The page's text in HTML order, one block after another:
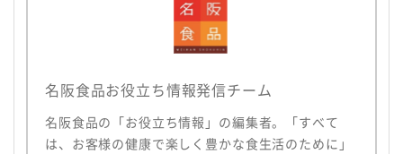
名阪食品お役立ち情報発信チーム
名阪食品の「お役立ち情報」の編集者。「すべて
は、お客様の健康で楽しく豊かな食生活のために」